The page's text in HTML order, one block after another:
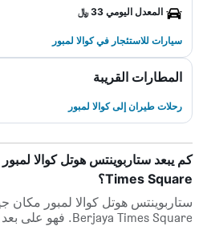
المعدل اليومي 33 ﷼
سيارات للاستئجار في كوالا لمبور
المطارات القريبة
رحلات طيران إلى كوالا لمبور
Times Square؟
ستاربوينتس هوتل كوالا لمبور مكان
Berjaya Times Square. فهو على بعد مسافة 1.9 كم.